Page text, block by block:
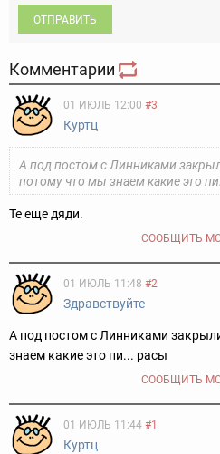
ОТПРАВИТЬ
Комментарии
01 ИЮЛЬ 12:00 #3
Куртц
А под постом с Линниками
потому что мы знаем какие это
Те еще дяди.
СООБЩИТЬ
01 ИЮЛЬ 11:48 #2
Здравствуйте
А под постом с Линниками
знаем какие это пи... расы
СООБЩИТЬ
01 ИЮЛЬ 11:44 #1
Куртц